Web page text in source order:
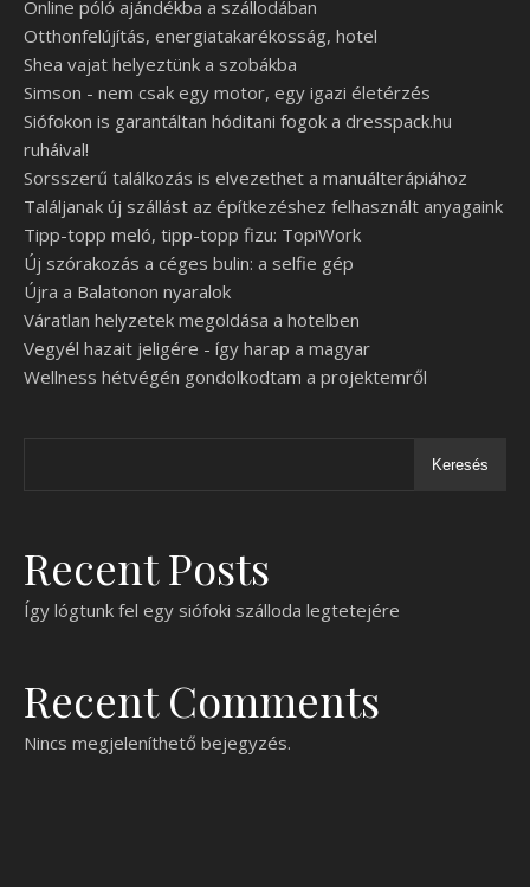
Online póló ajándékba a szállodában
Otthonfelújítás, energiatakarékosság, hotel
Shea vajat helyeztünk a szobákba
Simson - nem csak egy motor, egy igazi életérzés
Siófokon is garantáltan hóditani fogok a dresspack.hu
ruháival!
Sorsszerű találkozás is elvezethet a manuálterápiához
Találjanak új szállást az építkezéshez felhasznált anyagaink
Tipp-topp meló, tipp-topp fizu: TopiWork
Új szórakozás a céges bulin: a selfie gép
Újra a Balatonon nyaralok
Váratlan helyzetek megoldása a hotelben
Vegyél hazait jeligére - így harap a magyar
Wellness hétvégén gondolkodtam a projektemről
Keresés
Recent Posts
Így lógtunk fel egy siófoki szálloda legtetejére
Recent Comments
Nincs megjeleníthető bejegyzés.